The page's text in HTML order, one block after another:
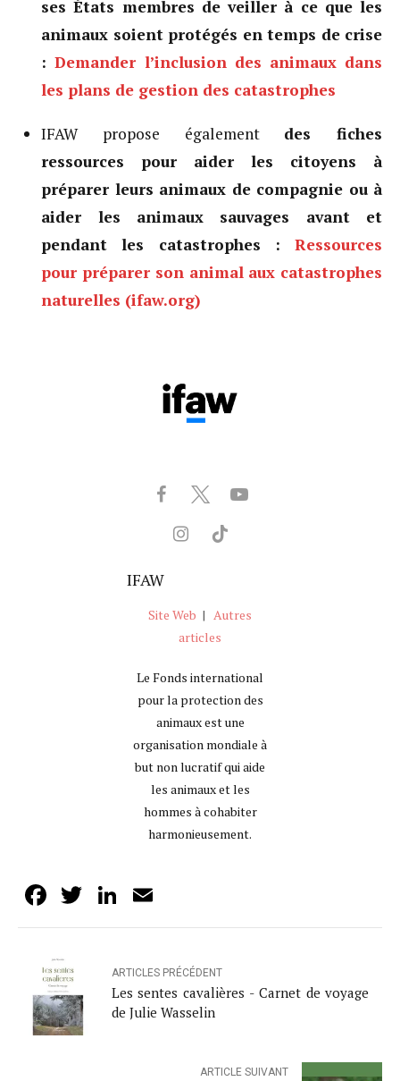
ses États membres de veiller à ce que les
animaux soient protégés en temps de crise
:Demander l’inclusion des animaux dans
les plans de gestion des catastrophes
IFAW propose également des fiches
ressources pour aider les citoyens à
préparer leurs animaux de compagnie ou à
aider les animaux sauvages avant et
pendant les catastrophes : Ressources
pour préparer son animal aux catastrophes
naturelles (ifaw.org)
IFAW
Site Web | Autres
articles
Le Fonds international
pour la protection des
animaux est une
organisation mondiale à
but non lucratif qui aide
les animaux et les
hommes à cohabiter
harmonieusement.
Facebook
TwitterLinkedIn
ARTICLES PRÉCÉDENT
Les sentes cavalières - Carnet de voyage
de Julie Wasselin
ARTICLE SUIVANT